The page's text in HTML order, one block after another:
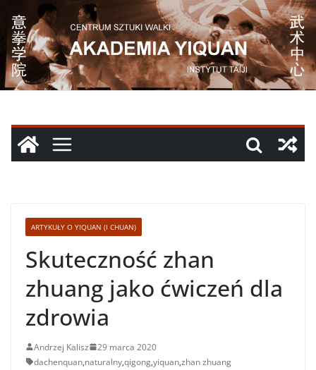
do
treści
ARTYKUŁY O YIQUAN (I CHUAN)
Skuteczność zhan
zhuang jako ćwiczeń dla
zdrowia
Andrzej Kalisz
29 marca 2020
dachenquan,naturalny,qigong,yiquan,zhan zhuang